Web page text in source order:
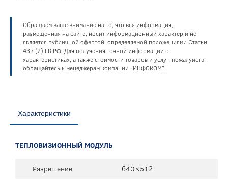
Обращаем ваше внимание на то, что вся информация,
размещенная на сайте, носит информационный характер и не
является публичной офертой, определяемой положениями Статьи
437 (2) ГК РФ. Для получения точной информации о
характеристиках, а также стоимости товаров и услуг, пожалуйста,
обращайтесь к менеджерам компании "ИНФОКОМ".
Характеристики
ТЕПЛОВИЗИОННЫЙ МОДУЛЬ
Разрешение 640×512